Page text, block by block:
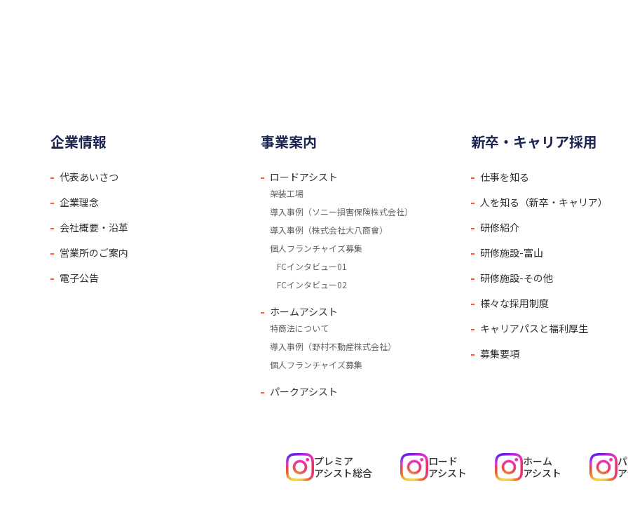
企業情報
代表あいさつ
企業理念
会社概要・沿革
営業所のご案内
電子公告
事業案内
ロードアシスト
架装工場
導入事例（ソニー損害保険株式会社）
導入事例（株式会社大八商會）
個人フランチャイズ募集
FCインタビュー01
FCインタビュー02
ホームアシスト
特商法について
導入事例（野村不動産株式会社）
個人フランチャイズ募集
パークアシスト
新卒・キャリア採用
仕事を知る
人を知る（新卒・キャリア）
研修紹介
研修施設-富山
研修施設-その他
様々な採用制度
キャリアパスと福利厚生
募集要項
プレミア
アシスト総合
ロード
アシスト
ホーム
アシスト